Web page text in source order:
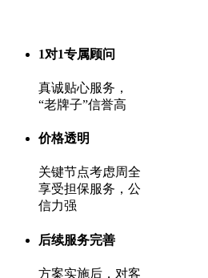
1对1专属顾问
真诚贴心服务，
“老牌子”信誉高
价格透明
关键节点考虑周全
享受担保服务，公
信力强
后续服务完善
方案实施后，对客